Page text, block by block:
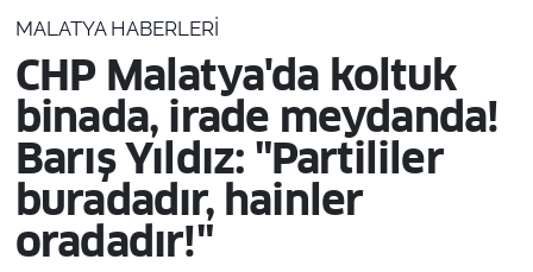
MALATYA HABERLERI
CHP Malatya'da koltuk
binada, irade meydanda!
Barış Yıldız: "Partililer
buradadır, hainler
oradadır!"
Resmi İlanlar
Son Dakika Haberleri
Haber Arşivi